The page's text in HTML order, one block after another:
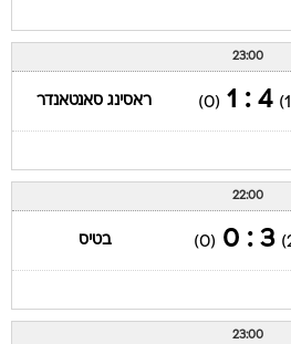
23:00
4 : 1
(0) ראסינג סאנטאנדר
22:00
3 : 0
(0) בטיס
23:00